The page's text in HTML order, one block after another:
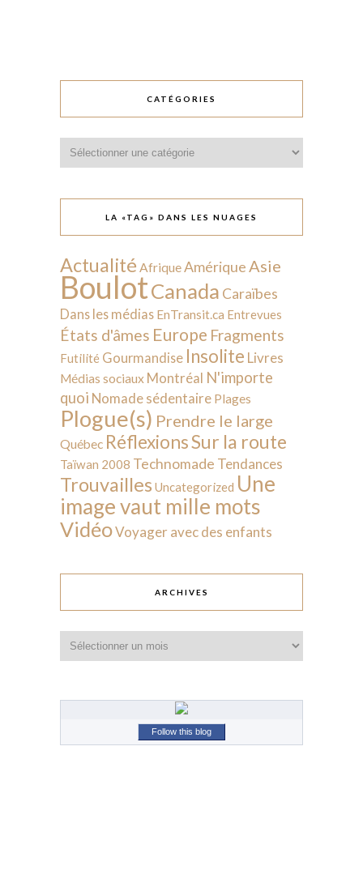
CATÉGORIES
LA «TAG» DANS LES NUAGES
Actualité AfriqueAmériqueAsie
BoulotCanada Caraïbes
Dans les médias EnTransit.ca Entrevues
États d'âmes Europe Fragments
Futilité Gourmandise Insolite Livres
Médias sociaux Montréal N'importe
quoi Nomade sédentaire Plages
Plogue(s) Prendre le large
Québec RéflexionsSur la route
Taïwan 2008 Technomade Tendances
Trouvailles Uncategorized Une
image vaut mille mots
VidéoVoyager avec des enfants
ARCHIVES
Follow this blog